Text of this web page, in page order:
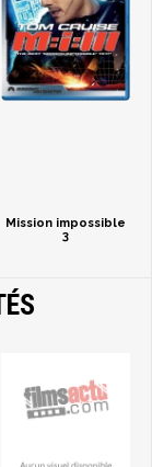
Mission impossible
3